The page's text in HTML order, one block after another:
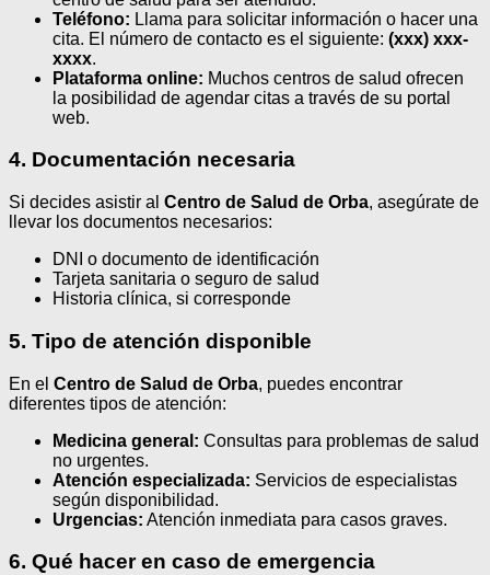
Teléfono: Llama para solicitar información o hacer una
cita. El número de contacto es el siguiente: (xxx) xxx-
xxxx.
Plataforma online: Muchos centros de salud ofrecen
la posibilidad de agendar citas a través de su portal
web.
4. Documentación necesaria
Si decides asistir al Centro de Salud de Orba, asegúrate de
llevar los documentos necesarios:
DNI o documento de identificación
Tarjeta sanitaria o seguro de salud
Historia clínica, si corresponde
5. Tipo de atención disponible
En el Centro de Salud de Orba, puedes encontrar
diferentes tipos de atención:
Medicina general: Consultas para problemas de salud
no urgentes.
Atención especializada: Servicios de especialistas
según disponibilidad.
Urgencias: Atención inmediata para casos graves.
6. Qué hacer en caso de emergencia